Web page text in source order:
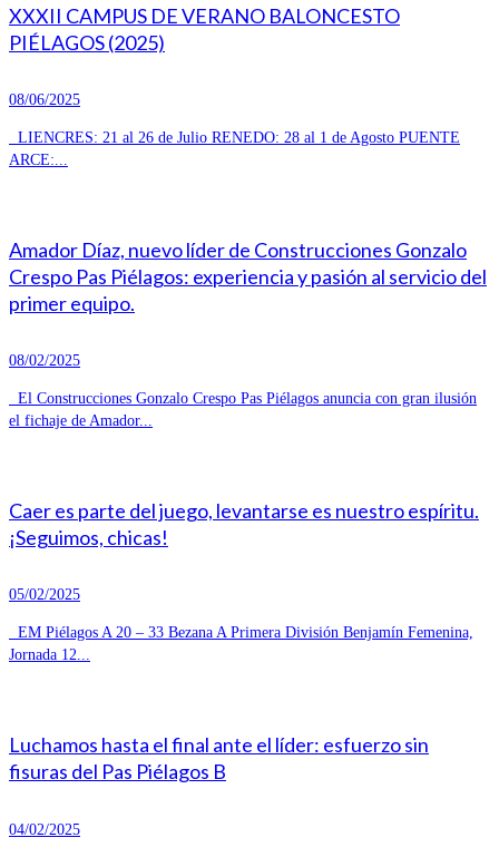
XXXII CAMPUS DE VERANO BALONCESTO
PIÉLAGOS (2025)
08/06/2025
LIENCRES: 21 al 26 de Julio RENEDO: 28 al 1 de Agosto PUENTE
ARCE:...
Amador Díaz, nuevo líder de Construcciones Gonzalo
Crespo Pas Piélagos: experiencia y pasión al servicio del
primer equipo.
08/02/2025
El Construcciones Gonzalo Crespo Pas Piélagos anuncia con gran ilusión
el fichaje de Amador...
Caer es parte del juego, levantarse es nuestro espíritu.
¡Seguimos, chicas!
05/02/2025
EM Piélagos A 20 – 33 Bezana A Primera División Benjamín Femenina,
Jornada 12...
Luchamos hasta el final ante el líder: esfuerzo sin
fisuras del Pas Piélagos B
04/02/2025